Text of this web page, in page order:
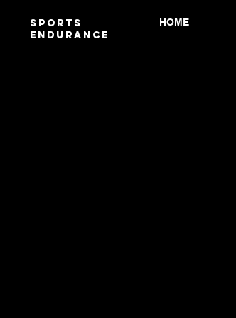
Sports
endurANCE
HOME